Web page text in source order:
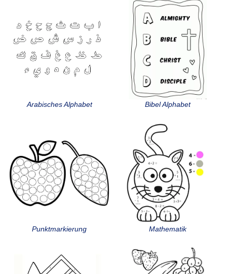
Arabisches Alphabet Bibel Alphabet
Punktmarkierung Mathematik